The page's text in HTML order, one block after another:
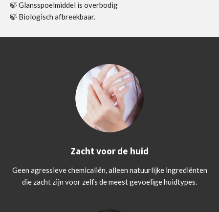
🍃 Glansspoelmiddel is overbodig
🍃 Biologisch afbreekbaar.
Zacht voor de huid
Geen agressieve chemicaliën, alleen natuurlijke ingrediënten
die zacht zijn voor zelfs de meest gevoelige huidtypes.